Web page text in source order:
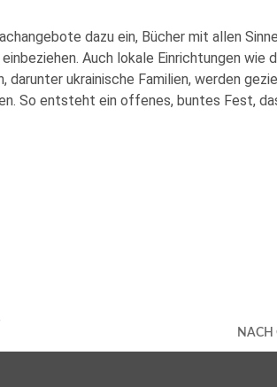
dazu ein, Bücher mit allen
Auch lokale Einrichtungen wie
ukrainische Familien, werden
So entsteht ein offenes, buntes Fest,
NACH